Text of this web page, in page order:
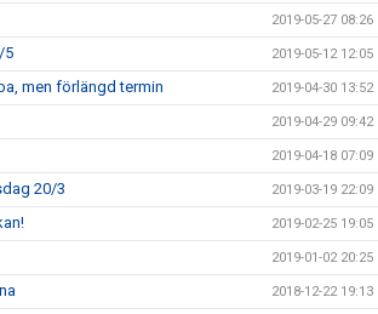
2019-05-27 08:26
5 2019-05-12 12:05
men förlängd termin 2019-04-30 13:52
2019-04-29 09:42
2019-04-18 07:09
20/3 2019-03-19 22:09
2019-02-25 19:05
2019-01-02 20:25
2018-12-22 19:13